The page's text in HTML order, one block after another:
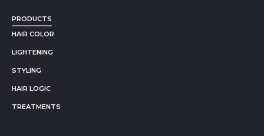
PRODUCTS
HAIR COLOR
LIGHTENING
STYLING
HAIR LOGIC
TREATMENTS